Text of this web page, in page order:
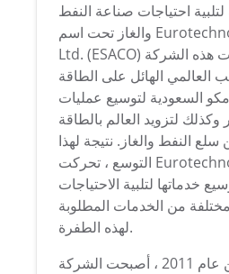
احتياجات صناعة النفط
والغاز تحت اسم Eurotechnology Saudi Co. .
Ltd. (ESACO) في عام 2002. بدأت هذه الشركة
العالمي الهائل على الطاقة
السعودية لتوسيع عمليات
لتزويد العالم بالطاقة
النفط والغاز. نتيجة لهذا
التوسع ، تحركت Eurotechnology بشكل
خدماتها لتلبية الاحتياجات
مختلفة من الخدمات المطلوبة
لهذه الطفرة.
في وقت لاحق من عام 2011 ، أصبحت الشركة